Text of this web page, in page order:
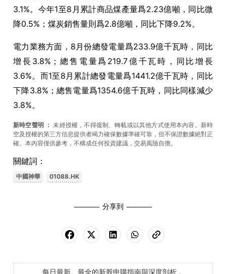
3.1%。今年1至8 月累計商品煤產量爲2.23億噸，同比微
降0.5% ；煤炭銷售量則爲2.8億噸，同比下降9.2%。
電力業務方面， 8月份總發電量爲233.9億千瓦時，同比
增長 3.8% ；總售電量爲 219.7億千瓦時，同比增長
3.6%。而1至8月累計總發電量爲1441.2億千瓦時，同比
下降3.8% ；總售電量爲1354.6億千瓦時，同比同樣減少
3.8%。
新時空聲明 ： 未經授權，不得復制、轉載或以其他方式使用本內容。新時
空及授權的第三方信息提供者竭力確保數據準確可靠，但不保證數據絕對正
確。本內容僅供參考，不構成任何投資建議，交易風險自擔。
關鍵詞：
中國神華 01088.HK
分享到
每日最新、最全的新股申購指南與深度剖析，